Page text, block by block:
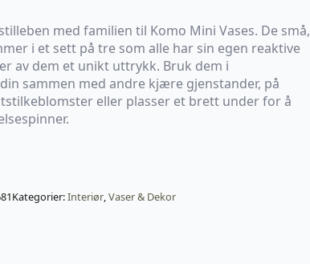
med familien til Komo Mini Vases. De små,
i et sett på tre som alle har sin egen reaktive
av dem et unikt uttrykk. Bruk dem i
sammen med andre kjære gjenstander, på
eller plasser et brett under for å
Kategorier:Interiør,Vaser & Dekor